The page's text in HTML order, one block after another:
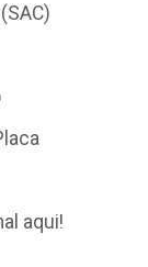
aqui!